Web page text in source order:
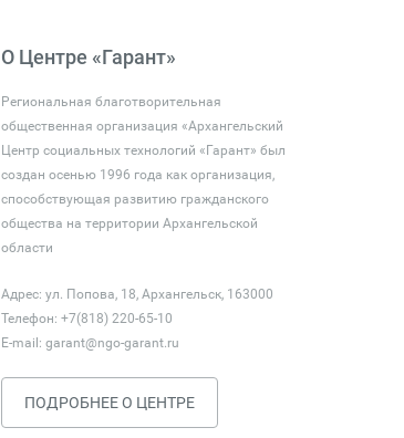
О Центре «Гарант»
Региональная благотворительная
общественная организация «Архангельский
Центр социальных технологий «Гарант» был
создан осенью 1996 года как организация,
способствующая развитию гражданского
общества на территории Архангельской
области
Адрес: ул. Попова, 18, Архангельск, 163000
Телефон: +7(818) 220-65-10
E-mail: garant@ngo-garant.ru
ПОДРОБНЕЕ О ЦЕНТРЕ